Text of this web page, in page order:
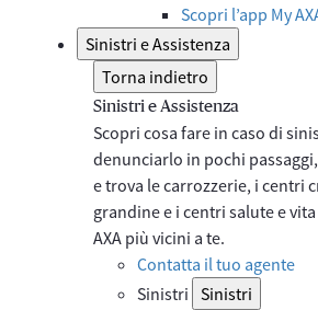
Scopri l’app My
Sinistri e Assistenza
Torna indietro
Sinistri e Assistenza
Scopri cosa fare in caso di
denunciarlo in pochi
e trova le carrozzerie, i centri
grandine e i centri salute e
AXA più vicini a te.
Contatta il tuo agente
Sinistri Sinistri